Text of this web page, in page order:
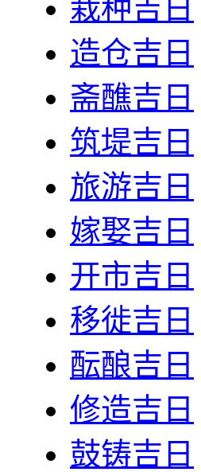
栽种吉日
造仓吉日
斋醮吉日
筑堤吉日
旅游吉日
嫁娶吉日
开市吉日
移徙吉日
酝酿吉日
修造吉日
鼓铸吉日